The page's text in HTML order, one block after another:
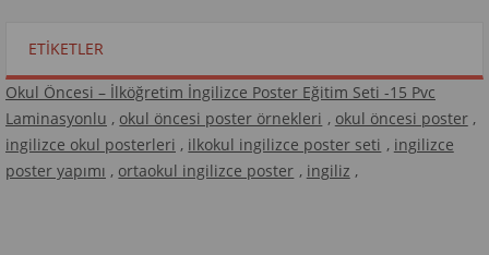
ETIKETLER
Okul Öncesi – İlköğretim İngilizce Poster Eğitim Seti -15 Pvc
Laminasyonlu , okul öncesi poster örnekleri , okul öncesi poster ,
ingilizce okul posterleri , ilkokul ingilizce poster seti , ingilizce
poster yapımı , ortaokul ingilizce poster , ingiliz ,